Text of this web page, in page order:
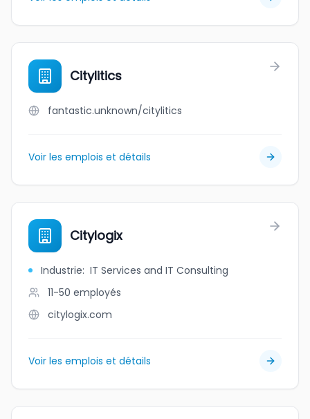
Citylitics
fantastic.unknown/citylitics
Voir les emplois et détails
Citylogix
Industrie: IT Services and IT Consulting
11-50 employés
citylogix.com
Voir les emplois et détails